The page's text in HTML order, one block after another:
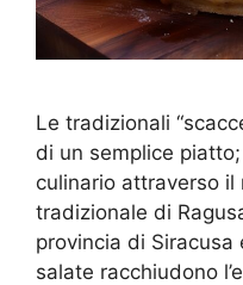
Le tradizionali
di un semplice
culinario attraverso
tradizionale di
provincia di
salate racchiudono